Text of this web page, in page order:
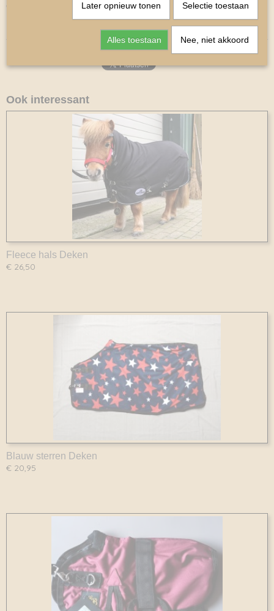
Onderlengte 70cm is ruglengte 53 cm.
Ook interessant
Fleece hals Deken
€ 26,50
Blauw sterren Deken
€ 20,95
Later opnieuw tonen Selectie toestaan
Alles toestaan Nee, niet akkoord